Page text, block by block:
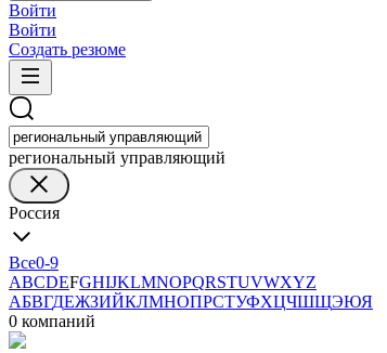
Войти
Войти
Создать резюме
региональный управляющий
Россия
Все0-9
ABCDEFGHIJKLMNOPQRSTUVWXYZ
АБВГДЕЖЗИЙКЛМНОПРСТУФХЦЧШЩЭЮЯ
0 компаний